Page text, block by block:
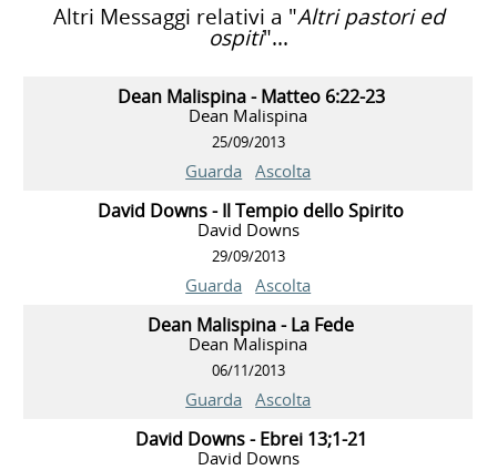
Altri Messaggi relativi a "Altri pastori ed
ospiti"...
Dean Malispina - Matteo 6:22-23
Dean Malispina
25/09/2013
Guarda Ascolta
David Downs - Il Tempio dello Spirito
David Downs
29/09/2013
Guarda Ascolta
Dean Malispina - La Fede
Dean Malispina
06/11/2013
Guarda Ascolta
David Downs - Ebrei 13;1-21
David Downs